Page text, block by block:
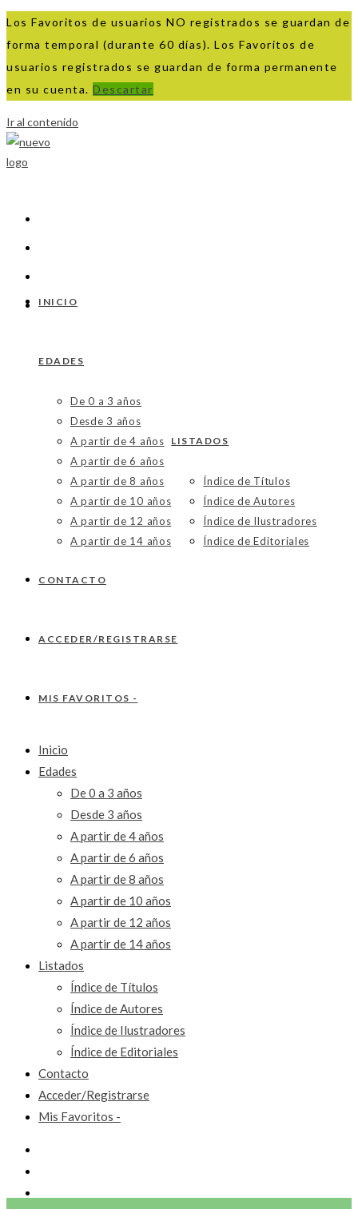
Los Favoritos de usuarios NO registrados se guardan de
forma temporal (durante 60 días). Los Favoritos de
usuarios registrados se guardan de forma permanente
en su cuenta. Descartar
Ir al contenido
INICIO
EDADES
De 0 a 3 años
Desde 3 años
A partir de 4 años
A partir de 6 años
A partir de 8 años
A partir de 10 años
A partir de 12 años
A partir de 14 años
LISTADOS
Índice de Títulos
Índice de Autores
Índice de Ilustradores
Índice de Editoriales
CONTACTO
ACCEDER/REGISTRARSE
MIS FAVORITOS -
Inicio
Edades
De 0 a 3 años
Desde 3 años
A partir de 4 años
A partir de 6 años
A partir de 8 años
A partir de 10 años
A partir de 12 años
A partir de 14 años
Listados
Índice de Títulos
Índice de Autores
Índice de Ilustradores
Índice de Editoriales
Contacto
Acceder/Registrarse
Mis Favoritos -